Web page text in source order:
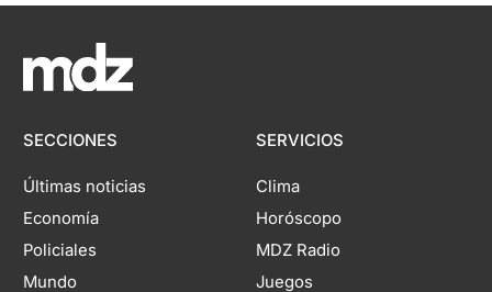
SECCIONES
Últimas noticias
Economía
Policiales
Mundo
SERVICIOS
Clima
Horóscopo
MDZ Radio
Juegos